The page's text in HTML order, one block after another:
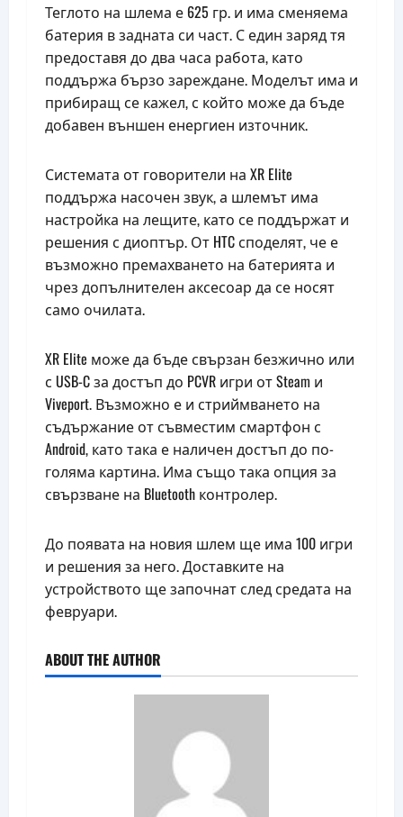
Теглото на шлема е 625 гр. и има сменяема
батерия в задната си част. С един заряд тя
предоставя до два часа работа, като
поддържа бързо зареждане. Моделът има и
прибиращ се кажел, с който може да бъде
добавен външен енергиен източник.
Системата от говорители на XR Elite
поддържа насочен звук, а шлемът има
настройка на лещите, като се поддържат и
решения с диоптър. От HTC споделят, че е
възможно премахването на батерията и
чрез допълнителен аксесоар да се носят
само очилата.
XR Elite може да бъде свързан безжично или
с USB-C за достъп до PCVR игри от Steam и
Viveport. Възможно е и стриймването на
съдържание от съвместим смартфон с
Android, като така е наличен достъп до по-
голяма картина. Има също така опция за
свързване на Bluetooth контролер.
До появата на новия шлем ще има 100 игри
и решения за него. Доставките на
устройството ще започнат след средата на
февруари.
ABOUT THE AUTHOR